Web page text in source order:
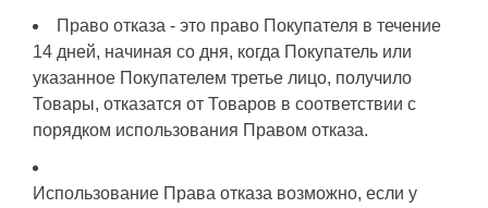
Право отказа - это право Покупателя в течение
14 дней, начиная со дня, когда Покупатель или
указанное Покупателем третье лицо, получило
Товары, отказатся от Товаров в соответствии с
порядком использования Правом отказа.
Использование Права отказа возможно, если у